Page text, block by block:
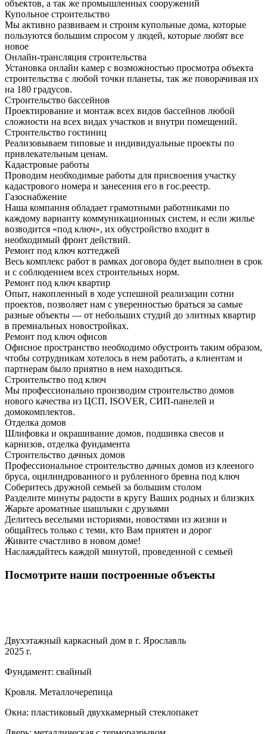
объектов, а так же промышленных сооружений
Купольное строительство
Мы активно развиваем и строим купольные дома, которые
пользуются большим спросом у людей, которые любят все
новое
Онлайн-трансляция строительства
Установка онлайн камер с возможностью просмотра объекта
строительства с любой точки планеты, так же поворачивая их
на 180 градусов.
Строительство бассейнов
Проектирование и монтаж всех видов бассейнов любой
сложности на всех видах участков и внутри помещений.
Строительство гостиниц
Реализовываем типовые и индивидуальные проекты по
привлекательным ценам.
Кадастровые работы
Проводим необходимые работы для присвоения участку
кадастрового номера и занесения его в гос.реестр.
Газоснабжение
Наша компания обладает грамотными работниками по
каждому варианту коммуникационных систем, и если жилье
возводится «под ключ», их обустройство входит в
необходимый фронт действий.
Ремонт под ключ коттеджей
Весь комплекс работ в рамках договора будет выполнен в срок
и с соблюдением всех строительных норм.
Ремонт под ключ квартир
Опыт, накопленный в ходе успешной реализации сотни
проектов, позволяет нам с уверенностью браться за самые
разные объекты — от небольших студий до элитных квартир
в премиальных новостройках.
Ремонт под ключ офисов
Офисное пространство необходимо обустроить таким образом,
чтобы сотрудникам хотелось в нем работать, а клиентам и
партнерам было приятно в нем находиться.
Строительство под ключ
Мы профессионально производим строительство домов
нового качества из ЦСП, ISOVER, СИП-панелей и
домокомплектов.
Отделка домов
Шлифовка и окрашивание домов, подшивка свесов и
карнизов, отделка фундамента
Строительство дачных домов
Профессиональное строительство дачных домов из клееного
бруса, оцилиндрованного и рубленного бревна под ключ
Соберитесь дружной семьей за большим столом
Разделите минуты радости в кругу Ваших родных и близких
Жарьте ароматные шашлыки с друзьями
Делитесь веселыми историями, новостями из жизни и
общайтесь только с теми, кто Вам приятен и дорог
Живите счастливо в новом доме!
Наслаждайтесь каждой минутой, проведенной с семьей
Посмотрите наши построенные объекты
Двухэтажный каркасный дом в г. Ярославль
2025 г.
Фундамент: свайный
Кровля. Металлочерепица
Окна: пластиковый двухкамерный стеклопакет